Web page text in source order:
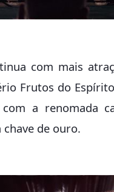
com mais
Frutos do
a renomada
de ouro.